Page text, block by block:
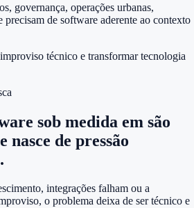
governança, operações urbanas,
precisam de software aderente ao contexto
técnico e transformar tecnologia
sob medida em são
nasce de pressão
integrações falham ou a
o problema deixa de ser técnico e